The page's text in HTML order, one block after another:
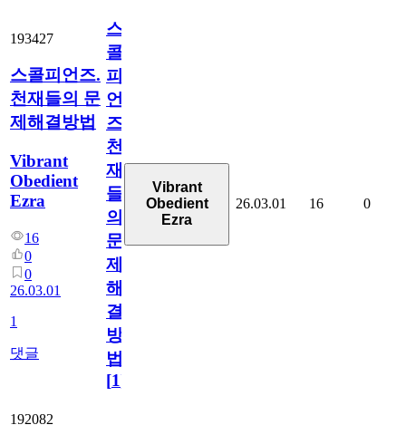
193427
스콜피언즈.
천재들의 문
제해결방법
Vibrant
Obedient
Ezra
16
0
0
26.03.01
1
댓글
스
콜
피
언
즈.
천
재
들
의
문
제
해
결
방
법
[1]
Vibrant
Obedient
Ezra
26.03.01 16 0
192082